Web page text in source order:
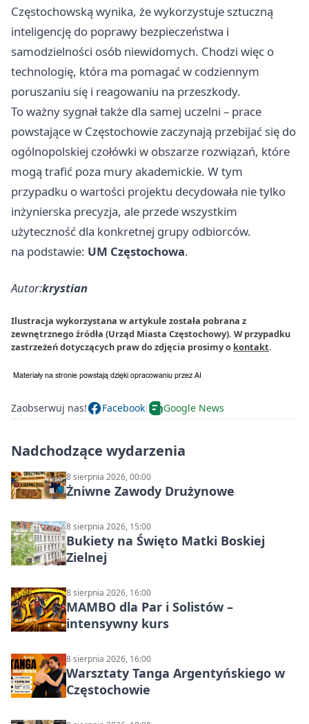
Częstochowską wynika, że wykorzystuje sztuczną
inteligencję do poprawy bezpieczeństwa i
samodzielności osób niewidomych. Chodzi więc o
technologię, która ma pomagać w codziennym
poruszaniu się i reagowaniu na przeszkody.
To ważny sygnał także dla samej uczelni – prace
powstające w Częstochowie zaczynają przebijać się do
ogólnopolskiej czołówki w obszarze rozwiązań, które
mogą trafić poza mury akademickie. W tym
przypadku o wartości projektu decydowała nie tylko
inżynierska precyzja, ale przede wszystkim
użyteczność dla konkretnej grupy odbiorców.
na podstawie: UM Częstochowa.
Autor:krystian
Ilustracja wykorzystana w artykule została pobrana z
zewnętrznego źródła (Urząd Miasta Częstochowy). W przypadku
zastrzeżeń dotyczących praw do zdjęcia prosimy o kontakt.
Zaobserwuj nas! Facebook Google News
Nadchodzące wydarzenia
8 sierpnia 2026, 00:00
Żniwne Zawody Drużynowe
8 sierpnia 2026, 15:00
Bukiety na Święto Matki Boskiej
Zielnej
8 sierpnia 2026, 16:00
MAMBO dla Par i Solistów –
intensywny kurs
8 sierpnia 2026, 16:00
Warsztaty Tanga Argentyńskiego w
Częstochowie